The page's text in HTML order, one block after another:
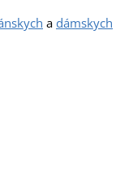
a dámskych